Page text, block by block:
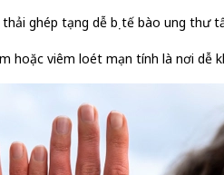
ghép tạng dễ bị tế bào ung thư
hoặc viêm loét mạn tính là nơi dễ